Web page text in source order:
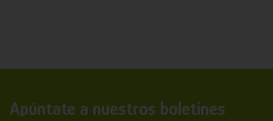
Apúntate a nuestros boletines